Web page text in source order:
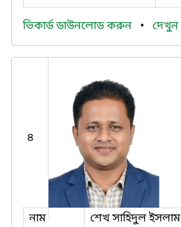
ভিকার্ড ডাউনলোড করুন • দেখুন
৪
নাম
শেখ সাহিদুল ইসলাম